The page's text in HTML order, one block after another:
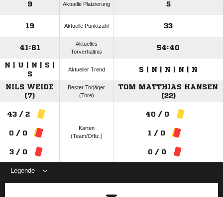
9 Aktuelle Platzierung 5
19 Aktuelle Punktzahl 33
41:61
Aktuelles
Torverhältnis
54:40
N | U | N | S |
S
Aktueller Trend S | N | N | N | N
NILS WEIDE
(7)
Bester Torjäger
(Tore)
TOM MATTHIAS HANSEN
(22)
43 / 2
0 / 0
3 / 0
Karten
(Team/Offiz.)
40 / 0
1 / 0
0 / 0
Legende
ANZEIGE